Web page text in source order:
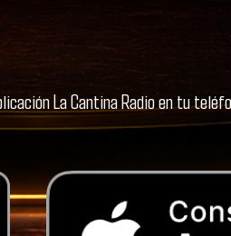
La Cantina Radio en tu